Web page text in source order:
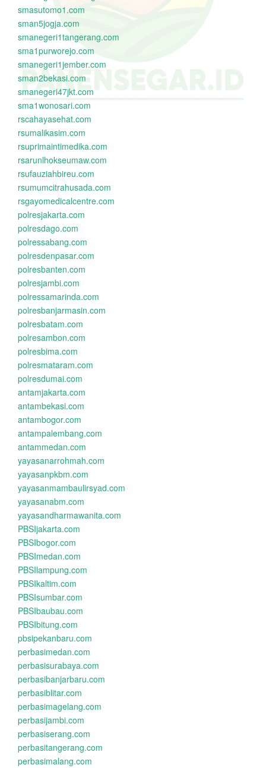
smasutomo1.com
sman5jogja.com
smanegeri1tangerang.com
sma1purworejo.com
smanegeri1jember.com
sman2bekasi.com
smanegeri47jkt.com
sma1wonosari.com
rscahayasehat.com
rsumalikasim.com
rsuprimaintimedika.com
rsarunlhokseumaw.com
rsufauziahbireu.com
rsumumcitrahusada.com
rsgayomedicalcentre.com
polresjakarta.com
polresdago.com
polressabang.com
polresdenpasar.com
polresbanten.com
polresjambi.com
polressamarinda.com
polresbanjarmasin.com
polresbatam.com
polresambon.com
polresbima.com
polresmataram.com
polresdumai.com
antamjakarta.com
antambekasi.com
antambogor.com
antampalembang.com
antammedan.com
yayasanarrohmah.com
yayasanpkbm.com
yayasanmambaulirsyad.com
yayasanabm.com
yayasandharmawanita.com
PBSIjakarta.com
PBSIbogor.com
PBSImedan.com
PBSIlampung.com
PBSIkaltim.com
PBSIsumbar.com
PBSIbaubau.com
PBSIbitung.com
pbsipekanbaru.com
perbasimedan.com
perbasisurabaya.com
perbasibanjarbaru.com
perbasiblitar.com
perbasimagelang.com
perbasijambi.com
perbasiserang.com
perbasitangerang.com
perbasimalang.com